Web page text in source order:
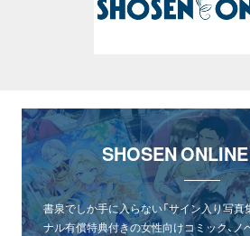
SHOSEN
書泉でしか手に入らない「サイン入り写真集
ナル有償特典付きの女性向けコミック、ノ